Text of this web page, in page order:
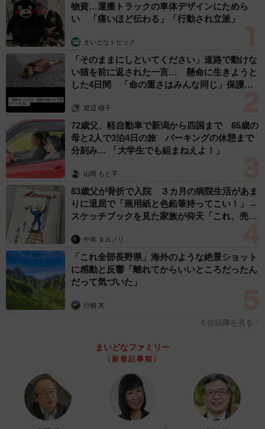
物資…運搬トラックの車体デザインにためら
い 「痛いほど伝わる」「行動され立派」
まいどなトピック
「そのままにしといてください」道路で動けな
い猫を前に返された一言… 懸命に生きようと
した4日間 「命の重さはみんな同じ」保護団
渡辺 晴子
72歳父、軽自動車で新潟から四国まで 65歳の
母と2人で3泊4日の旅 パーキングの休憩まで
分刻み… 「大学生でも組まねえよ！」
山岡 もと子
83歳父が骨折で入院 ３カ月の病院生活があま
りに退屈で「画用紙と色鉛筆持ってこい！」→
スケッチブックを見た家族が仰天「これ、売れ
中将 タカノリ
「これ全部長野県」海外のような絶景ショット
に感動と反響「離れてからいいところだったん
だって気づいた」
行橋 友
６位以降を見る
まいどなファミリー
（新着記事順）